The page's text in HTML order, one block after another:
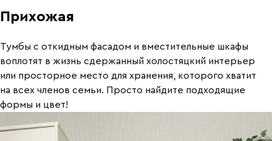
Прихожая
Тумбы с откидным фасадом и вместительные шкафы
воплотят в жизнь сдержанный холостяцкий интерьер
или просторное место для хранения, которого хватит
на всех членов семьи. Просто найдите подходящие
формы и цвет!